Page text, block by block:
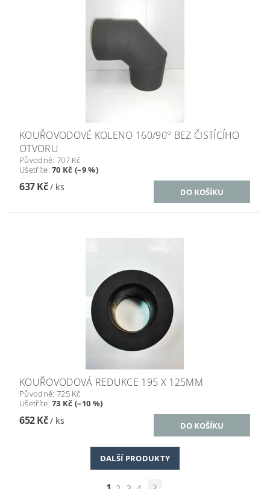
KOUŘOVODOVÉ KOLENO 160/90° BEZ ČISTÍCÍHO
OTVORU
Původně: 707 Kč
Ušetříte:70 Kč (–9 %)
637 Kč/ ks
KOUŘOVODOVÁ REDUKCE 195 X 125MM
Původně: 725 Kč
Ušetříte:73 Kč (–10 %)
652 Kč/ ks
DALŠÍ PRODUKTY